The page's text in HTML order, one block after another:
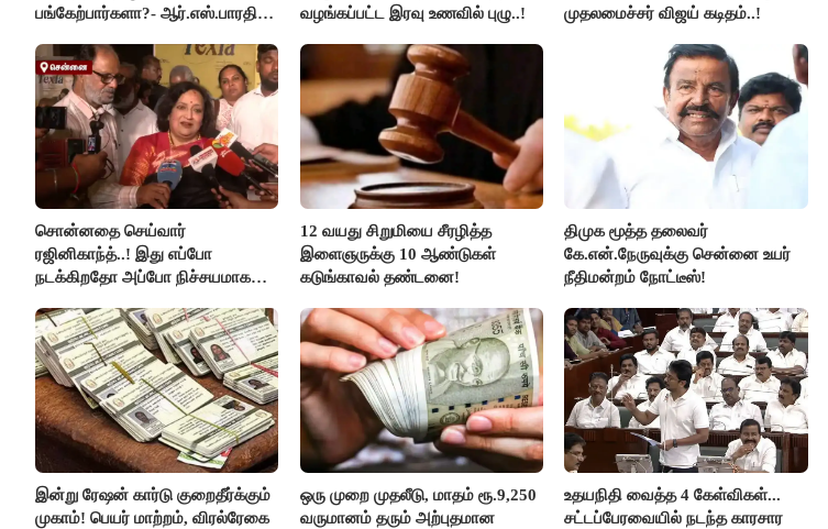
பங்கேற்பார்களா?- ஆர்.எஸ்.பாரதி
வழங்கப்பட்ட இரவு உணவில் புழு..!
முதலமைச்சர் விஜய் கடிதம்..!
சொன்னதை செய்வார்
ரஜினிகாந்த்..! இது எப்போ
நடக்கிறதோ அப்போ நிச்சயமாக
ரஜினிகாந்த்..!
12 வயது சிறுமியை சீரழித்த
இளைஞருக்கு 10 ஆண்டுகள்
கடுங்காவல் தண்டனை!
திமுக மூத்த தலைவர்
கே.என்.நேருவுக்கு சென்னை உயர்
நீதிமன்றம் நோட்டீஸ்!
இன்று ரேஷன் கார்டு குறைதீர்க்கும்
முகாம்! பெயர் மாற்றம், விரல்ரேகை
ஒரு முறை முதலீடு, மாதம் ரூ.9,250
வருமானம் தரும் அற்புதமான
உதயநிதி வைத்த 4 கேள்விகள்...
சட்டப்பேரவையில் நடந்த காரசார